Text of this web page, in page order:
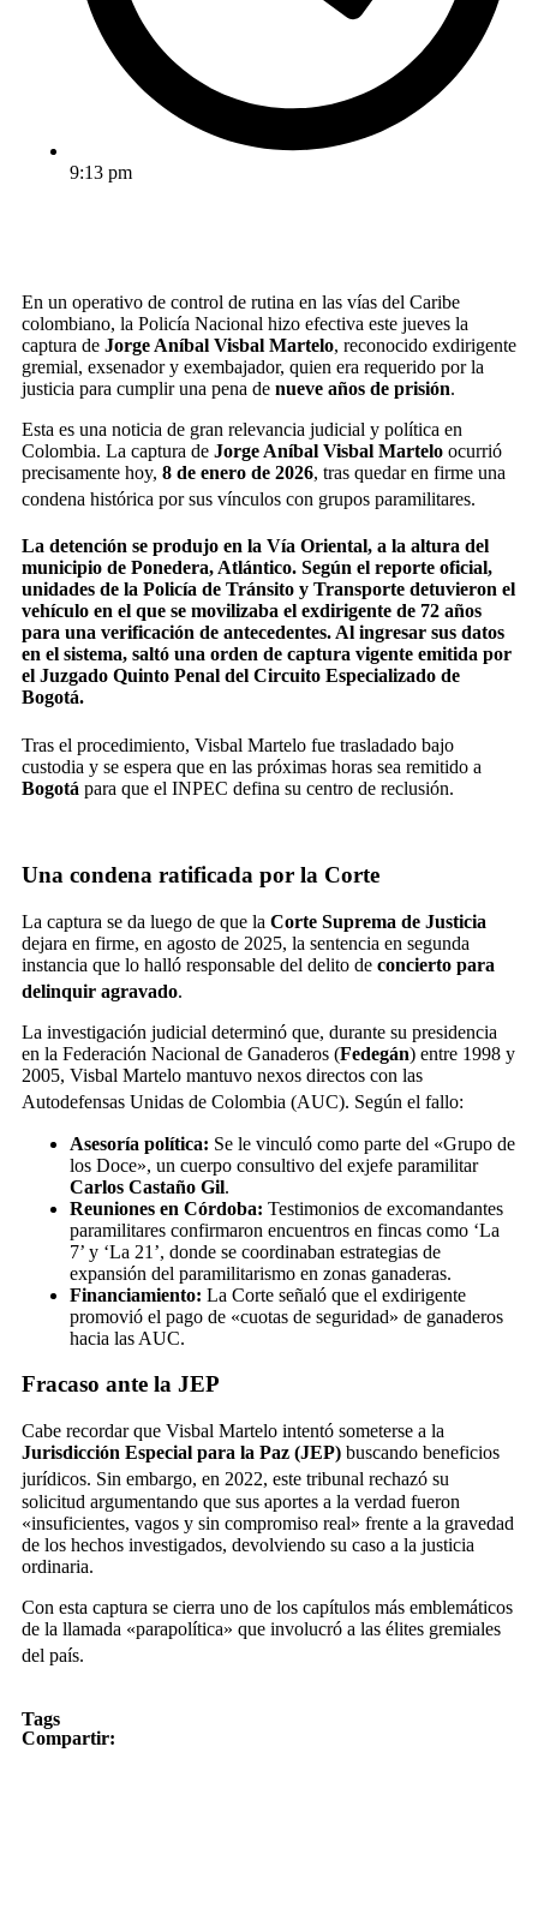
9:13 pm
En un operativo de control de rutina en las vías del Caribe
colombiano, la Policía Nacional hizo efectiva este jueves la
captura de Jorge Aníbal Visbal Martelo, reconocido exdirigente
gremial, exsenador y exembajador, quien era requerido por la
justicia para cumplir una pena de nueve años de prisión.
Esta es una noticia de gran relevancia judicial y política en
Colombia. La captura de Jorge Aníbal Visbal Martelo ocurrió
precisamente hoy, 8 de enero de 2026, tras quedar en firme una
condena histórica por sus vínculos con grupos paramilitares.
La detención se produjo en la Vía Oriental, a la altura del
municipio de Ponedera, Atlántico. Según el reporte oficial,
unidades de la Policía de Tránsito y Transporte detuvieron el
vehículo en el que se movilizaba el exdirigente de 72 años
para una verificación de antecedentes. Al ingresar sus datos
en el sistema, saltó una orden de captura vigente emitida por
el Juzgado Quinto Penal del Circuito Especializado de
Bogotá.
Tras el procedimiento, Visbal Martelo fue trasladado bajo
custodia y se espera que en las próximas horas sea remitido a
Bogotá para que el INPEC defina su centro de reclusión.
Una condena ratificada por la Corte
La captura se da luego de que la Corte Suprema de Justicia
dejara en firme, en agosto de 2025, la sentencia en segunda
instancia que lo halló responsable del delito de concierto para
delinquir agravado.
La investigación judicial determinó que, durante su presidencia
en la Federación Nacional de Ganaderos (Fedegán) entre 1998 y
2005, Visbal Martelo mantuvo nexos directos con las
Autodefensas Unidas de Colombia (AUC). Según el fallo:
Asesoría política: Se le vinculó como parte del «Grupo de
los Doce», un cuerpo consultivo del exjefe paramilitar
Carlos Castaño Gil.
Reuniones en Córdoba: Testimonios de excomandantes
paramilitares confirmaron encuentros en fincas como ‘La
7’ y ‘La 21’, donde se coordinaban estrategias de
expansión del paramilitarismo en zonas ganaderas.
Financiamiento: La Corte señaló que el exdirigente
promovió el pago de «cuotas de seguridad» de ganaderos
hacia las AUC.
Fracaso ante la JEP
Cabe recordar que Visbal Martelo intentó someterse a la
Jurisdicción Especial para la Paz (JEP) buscando beneficios
jurídicos. Sin embargo, en 2022, este tribunal rechazó su
solicitud argumentando que sus aportes a la verdad fueron
«insuficientes, vagos y sin compromiso real» frente a la gravedad
de los hechos investigados, devolviendo su caso a la justicia
ordinaria.
Con esta captura se cierra uno de los capítulos más emblemáticos
de la llamada «parapolítica» que involucró a las élites gremiales
del país.
Tags
Compartir: